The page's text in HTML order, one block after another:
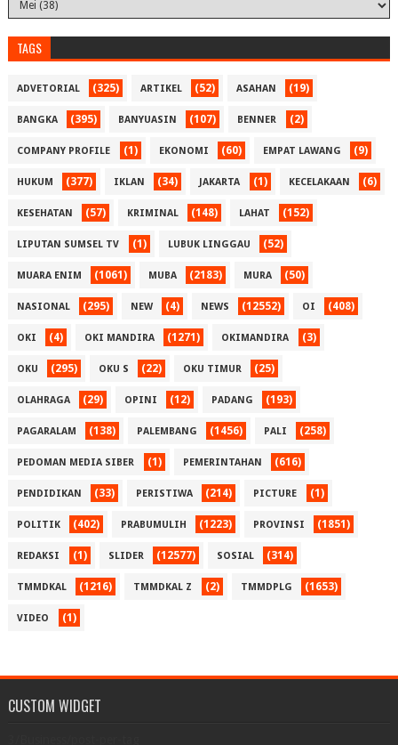
TAGS
ADVETORIAL (325) ARTIKEL (52) ASAHAN (19)
BANGKA (395) BANYUASIN (107) BENNER (2)
COMPANY PROFILE (1) EKONOMI (60) EMPAT LAWANG (9)
HUKUM (377) IKLAN (34) JAKARTA (1) KECELAKAAN (6)
KESEHATAN (57) KRIMINAL (148) LAHAT (152)
LIPUTAN SUMSEL TV (1) LUBUK LINGGAU (52)
MUARA ENIM (1061) MUBA (2183) MURA (50)
NASIONAL (295) NEW (4) NEWS (12552) OI (408)
OKI (4) OKI MANDIRA (1271) OKIMANDIRA (3)
OKU (295) OKU S (22) OKU TIMUR (25)
OLAHRAGA (29) OPINI (12) PADANG (193)
PAGARALAM (138) PALEMBANG (1456) PALI (258)
PEDOMAN MEDIA SIBER (1) PEMERINTAHAN (616)
PENDIDIKAN (33) PERISTIWA (214) PICTURE (1)
POLITIK (402) PRABUMULIH (1223) PROVINSI (1851)
REDAKSI (1) SLIDER (12577) SOSIAL (314)
TMMDKAL (1216) TMMDKAL Z (2) TMMDPLG (1653)
VIDEO (1)
CUSTOM WIDGET